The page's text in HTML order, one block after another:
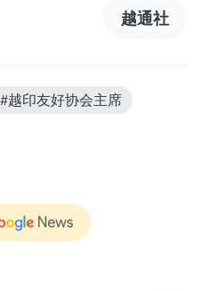
越通社
#越印友好协会主席